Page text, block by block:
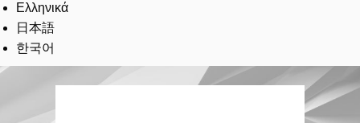
Ελληνικά
日本語
한국어